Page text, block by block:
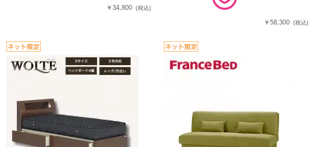
￥34,800 (税込)
￥58,300 (税込)